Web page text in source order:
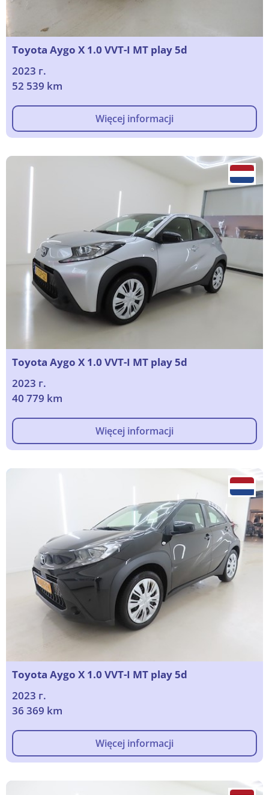
Toyota Aygo X 1.0 VVT-I MT play 5d
2023 г.
52 539 km
Więcej informacji
Toyota Aygo X 1.0 VVT-I MT play 5d
2023 г.
40 779 km
Więcej informacji
Toyota Aygo X 1.0 VVT-I MT play 5d
2023 г.
36 369 km
Więcej informacji